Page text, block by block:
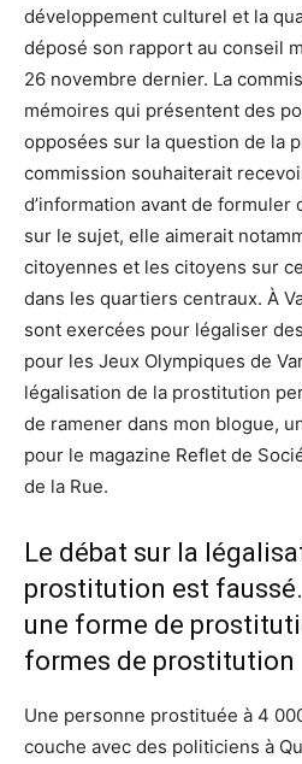
développement culturel et la
déposé son rapport au conseil
26 novembre dernier. La
mémoires qui présentent des
opposées sur la question de la
commission souhaiterait
d’information avant de formuler
sur le sujet, elle aimerait
citoyennes et les citoyens sur
dans les quartiers centraux. À
sont exercées pour légaliser
pour les Jeux Olympiques de
légalisation de la prostitution
de ramener dans mon blogue,
pour le magazine Reflet de
de la Rue.
Le débat sur la
prostitution est faussé.
une forme de
formes de prostitution
Une personne prostituée à 4
couche avec des politiciens à